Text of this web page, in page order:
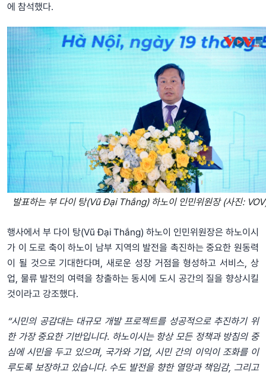
에 참석했다.
발표하는 부 다이 탕(Vũ Đại Thắng) 하노이 인민위원장 (사진:
행사에서 부 다이 탕(Vũ Đại Thắng) 하노이 인민위원장은 하노이시
가 이 도로 축이 하노이 남부 지역의 발전을 촉진하는 중요한 원동력
이 될 것으로 기대한다며, 새로운 성장 거점을 형성하고 서비스, 상
업, 물류 발전의 여력을 창출하는 동시에 도시 공간의 질을 향상시킬
것이라고 강조했다.
“시민의 공감대는 대규모 개발 프로젝트를 성공적으로 추진하기 위
한 가장 중요한 기반입니다. 하노이시는 항상 모든 정책과 방침의 중
심에 시민을 두고 있으며, 국가와 기업, 시민 간의 이익이 조화를 이
루도록 보장하고 있습니다. 수도 발전을 향한 열망과 책임감, 그리고